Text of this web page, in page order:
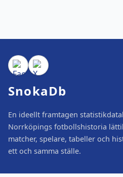
SnokaDb
En ideellt framtagen
Norrköpings fotbollshistoria
matcher, spelare, tabeller och
ett och samma ställe.